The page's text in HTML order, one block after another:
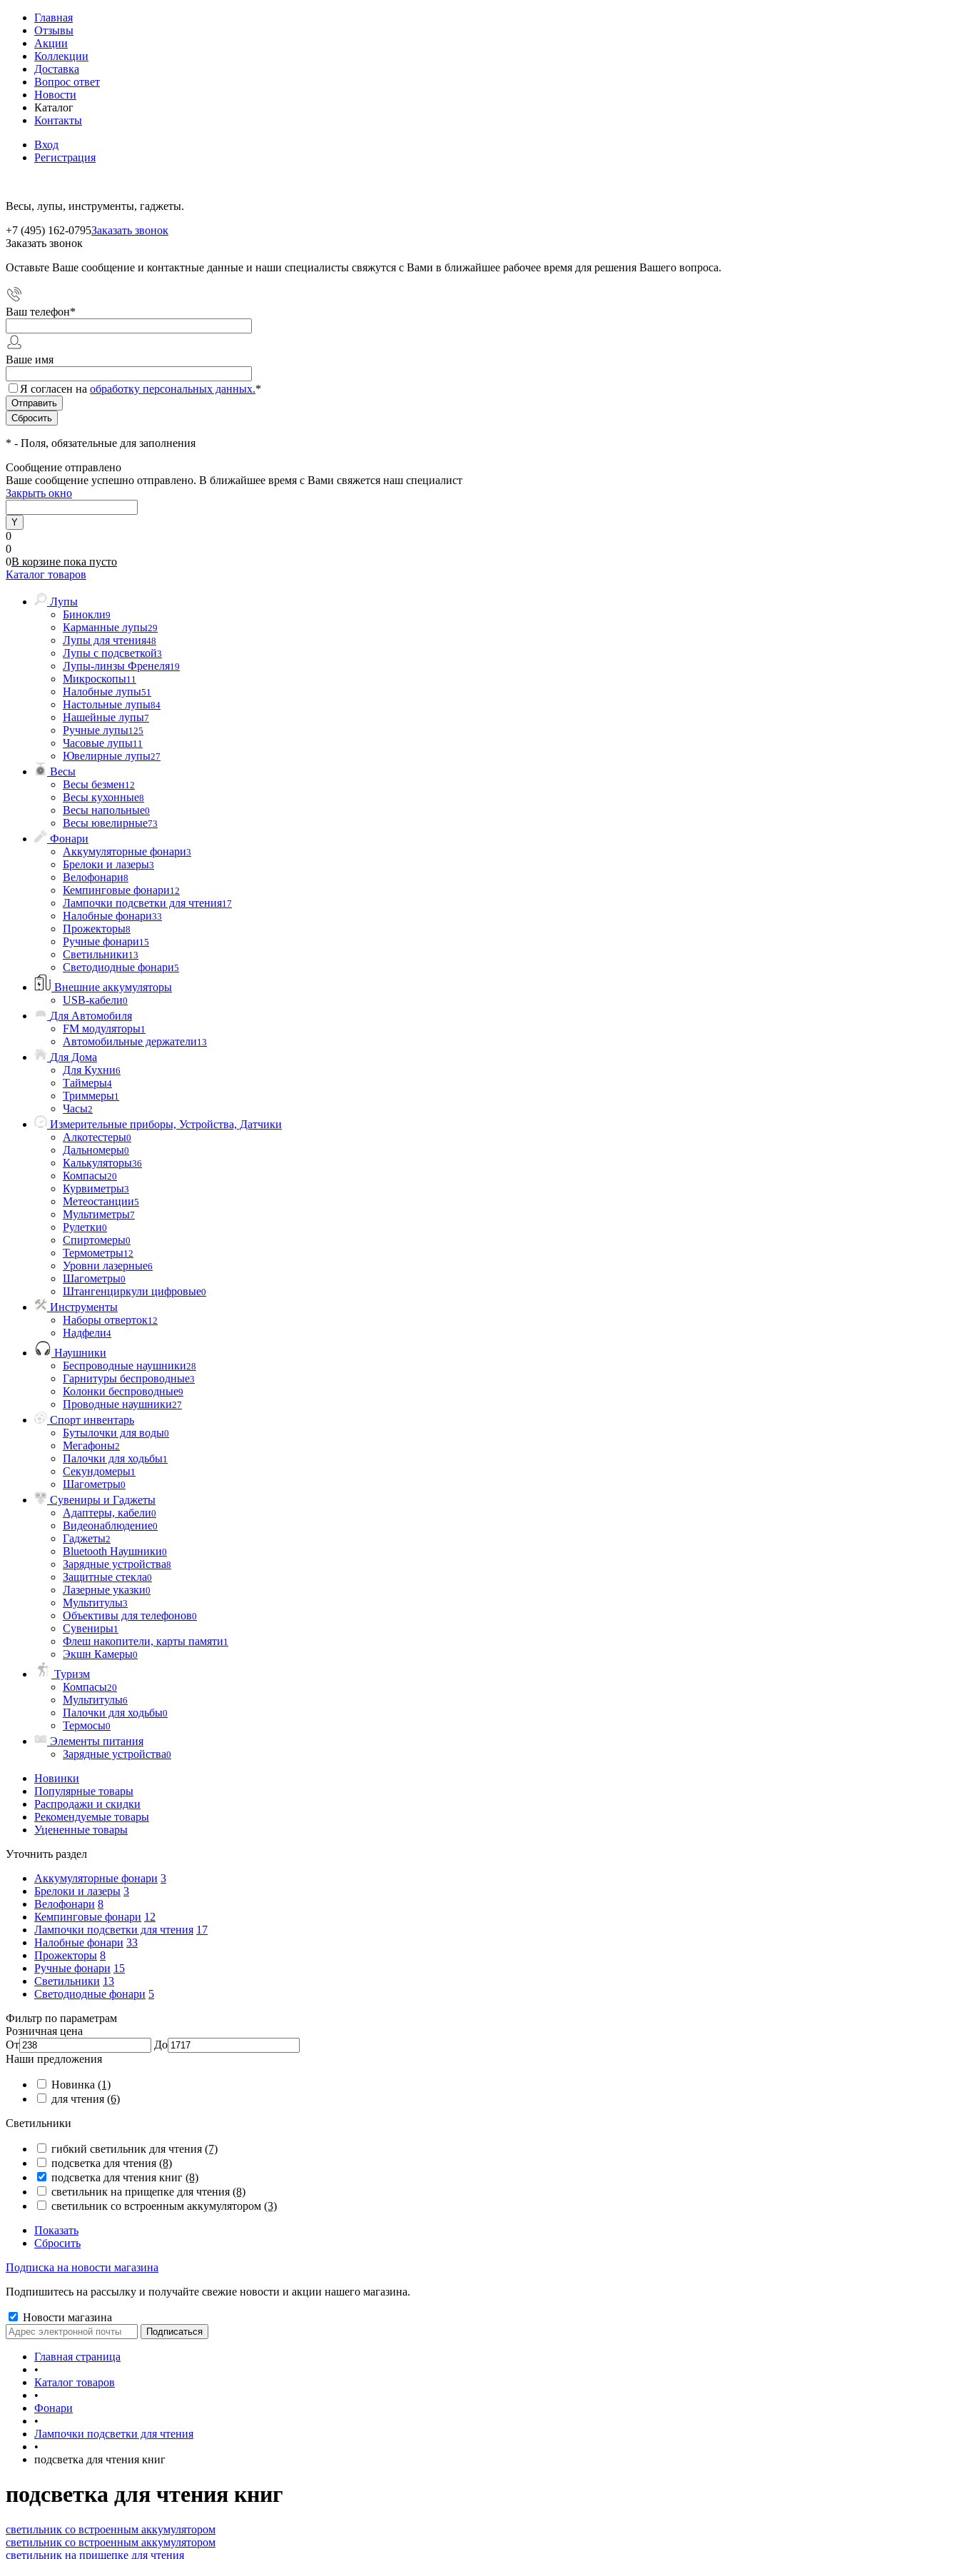
Главная
Отзывы
Акции
Коллекции
Доставка
Вопрос ответ
Новости
Каталог
Контакты
Вход
Регистрация
Весы, лупы, инструменты, гаджеты.
+7 (495) 162-0795Заказать звонок
Заказать звонок
Оставьте Ваше сообщение и контактные данные и наши специалисты свяжутся с Вами в ближайшее рабочее время для решения Вашего вопроса.
Ваш телефон*
Ваше имя
Я согласен на обработку персональных данных.*
* - Поля, обязательные для заполнения
Сообщение отправлено
Ваше сообщение успешно отправлено. В ближайшее время с Вами свяжется наш специалист
Закрыть окно
0
0
0В корзине пока пусто
Каталог товаров
Лупы
Бинокли9
Карманные лупы29
Лупы для чтения48
Лупы с подсветкой3
Лупы-линзы Френеля19
Микроскопы11
Налобные лупы51
Настольные лупы84
Нашейные лупы7
Ручные лупы125
Часовые лупы11
Ювелирные лупы27
Весы
Весы безмен12
Весы кухонные8
Весы напольные0
Весы ювелирные73
Фонари
Аккумуляторные фонари3
Брелоки и лазеры3
Велофонари8
Кемпинговые фонари12
Лампочки подсветки для чтения17
Налобные фонари33
Прожекторы8
Ручные фонари15
Светильники13
Светодиодные фонари5
Внешние аккумуляторы
USB-кабели0
Для Автомобиля
FM модуляторы1
Автомобильные держатели13
Для Дома
Для Кухни6
Таймеры4
Триммеры1
Часы2
Измерительные приборы, Устройства, Датчики
Алкотестеры0
Дальномеры0
Калькуляторы36
Компасы20
Курвиметры3
Метеостанции5
Мультиметры7
Рулетки0
Спиртомеры0
Термометры12
Уровни лазерные6
Шагометры0
Штангенциркули цифровые0
Инструменты
Наборы отверток12
Надфели4
Наушники
Беспроводные наушники28
Гарнитуры беспроводные3
Колонки беспроводные9
Проводные наушники27
Спорт инвентарь
Бутылочки для воды0
Мегафоны2
Палочки для ходьбы1
Секундомеры1
Шагометры0
Сувениры и Гаджеты
Адаптеры, кабели0
Видеонаблюдение0
Гаджеты2
Bluetooth Наушники0
Зарядные устройства8
Защитные стекла0
Лазерные указки0
Мультитулы3
Объективы для телефонов0
Сувениры1
Флеш накопители, карты памяти1
Экшн Камеры0
Туризм
Компасы20
Мультитулы6
Палочки для ходьбы0
Термосы0
Элементы питания
Зарядные устройства0
Новинки
Популярные товары
Распродажи и скидки
Рекомендуемые товары
Уцененные товары
Уточнить раздел
Аккумуляторные фонари 3
Брелоки и лазеры 3
Велофонари 8
Кемпинговые фонари 12
Лампочки подсветки для чтения 17
Налобные фонари 33
Прожекторы 8
Ручные фонари 15
Светильники 13
Светодиодные фонари 5
Фильтр по параметрам
Розничная цена
От
До
Наши предложения
Новинка (1)
для чтения (6)
Светильники
гибкий светильник для чтения (7)
подсветка для чтения (8)
подсветка для чтения книг (8)
светильник на прищепке для чтения (8)
светильник со встроенным аккумулятором (3)
Показать
Сбросить
Подписка на новости магазина
Подпишитесь на рассылку и получайте свежие новости и акции нашего магазина.
Новости магазина
Главная страница
•
Каталог товаров
•
Фонари
•
Лампочки подсветки для чтения
•
подсветка для чтения книг
подсветка для чтения книг
светильник со встроенным аккумулятором
светильник со встроенным аккумулятором
светильник на прищепке для чтения